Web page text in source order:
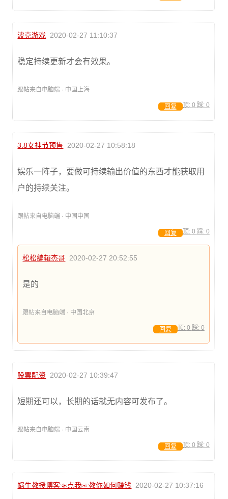
波克游戏 2020-02-27 11:10:37
稳定持续更新才会有效果。
跟帖来自电脑端 · 中国上海
顶: 0 踩: 0
回复
3.8女神节预售 2020-02-27 10:58:18
娱乐一阵子，要做可持续输出价值的东西才能获取用
户的持续关注。
跟帖来自电脑端 · 中国中国
顶: 0 踩: 0
回复
松松编辑杰哥 2020-02-27 20:52:55
是的
跟帖来自电脑端 · 中国北京
顶: 0 踩: 0
回复
股票配资 2020-02-27 10:39:47
短期还可以，长期的话就无内容可发布了。
跟帖来自电脑端 · 中国云南
顶: 0 踩: 0
回复
蜗牛教授博客☜点我☞教你如何赚钱 2020-02-27 10:37:16